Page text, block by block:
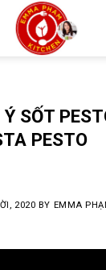
SỐT
PESTO
2020 BY EMMA